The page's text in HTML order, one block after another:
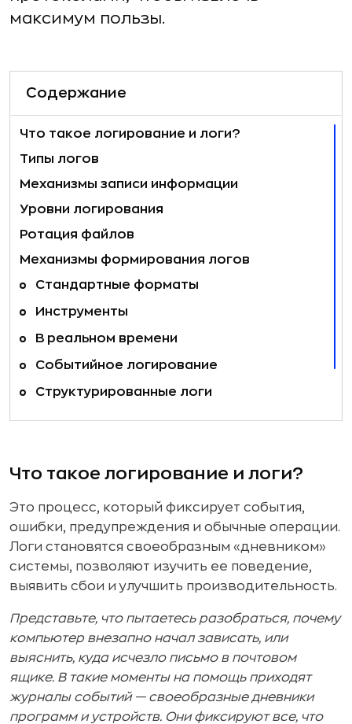
максимум пользы.
Содержание
Что такое логирование и логи?
Типы логов
Механизмы записи информации
Уровни логирования
Ротация файлов
Механизмы формирования логов
Стандартные форматы
Инструменты
В реальном времени
Событийное логирование
Структурированные логи
Интеграция с облачными сервисами
Что такое логирование и логи?
Это процесс, который фиксирует события,
ошибки, предупреждения и обычные операции.
Логи становятся своеобразным «дневником»
системы, позволяют изучить ее поведение,
выявить сбои и улучшить производительность.
Представьте, что пытаетесь разобраться, почему
компьютер внезапно начал зависать, или
выяснить, куда исчезло письмо в почтовом
ящике. В такие моменты на помощь приходят
журналы событий — своеобразные дневники
программ и устройств. Они фиксируют все, что